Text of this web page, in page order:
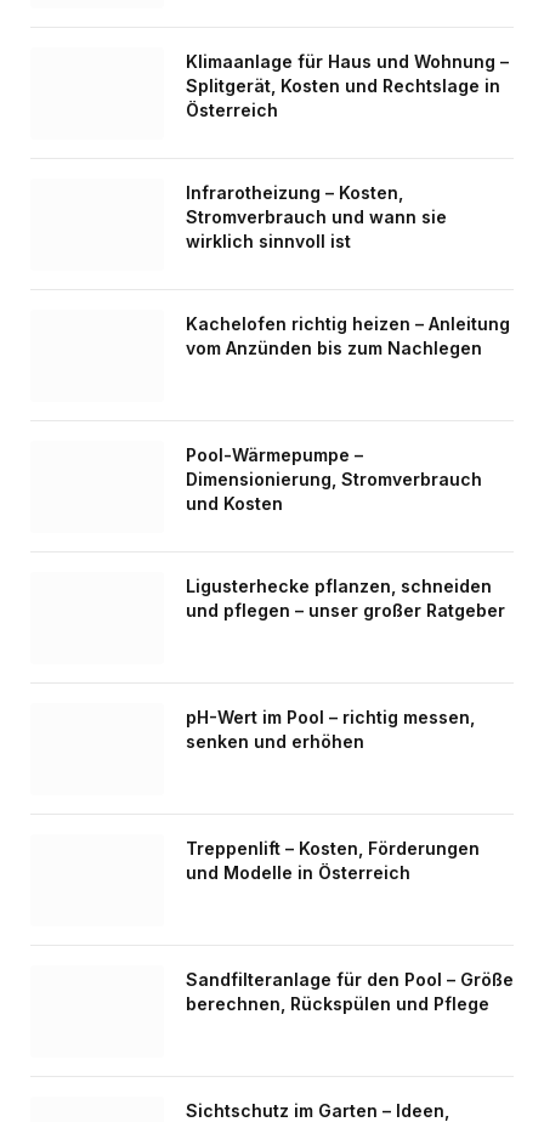
Klimaanlage für Haus und Wohnung –
Splitgerät, Kosten und Rechtslage in
Österreich
Infrarotheizung – Kosten,
Stromverbrauch und wann sie
wirklich sinnvoll ist
Kachelofen richtig heizen – Anleitung
vom Anzünden bis zum Nachlegen
Pool-Wärmepumpe –
Dimensionierung, Stromverbrauch
und Kosten
Ligusterhecke pflanzen, schneiden
und pflegen – unser großer Ratgeber
pH-Wert im Pool – richtig messen,
senken und erhöhen
Treppenlift – Kosten, Förderungen
und Modelle in Österreich
Sandfilteranlage für den Pool – Größe
berechnen, Rückspülen und Pflege
Sichtschutz im Garten – Ideen,